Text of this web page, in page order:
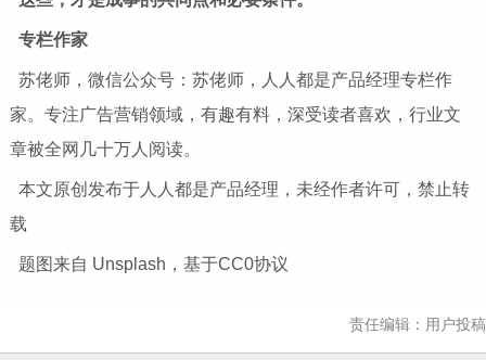
专栏作家
苏佬师，微信公众号：苏佬师，人人都是产品经理专栏作
家。专注广告营销领域，有趣有料，深受读者喜欢，行业文
章被全网几十万人阅读。
本文原创发布于人人都是产品经理，未经作者许可，禁止转
载
题图来自 Unsplash，基于CC0协议
责任编辑：用户投稿